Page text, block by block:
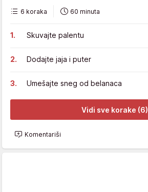
6 koraka 60 minuta
Skuvajte palentu
Dodajte jaja i puter
Umešajte sneg od belanaca
Vidi sve korake (6)
Komentariši